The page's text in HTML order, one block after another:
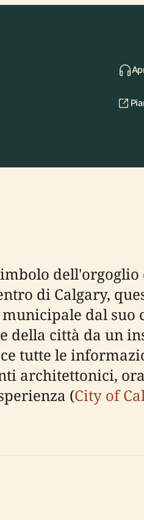
dell'orgoglio
di Calgary,
dal suo
della città da un
tutte le
architettonici,
(City of